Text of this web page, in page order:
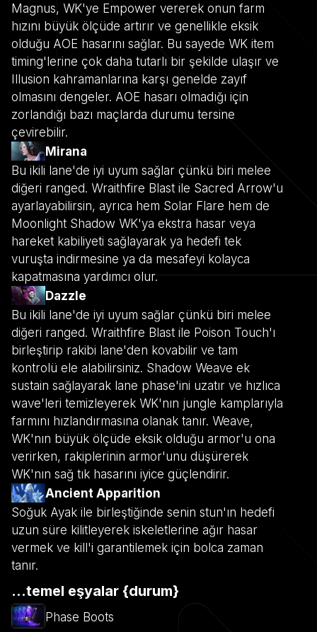
Magnus, WK'ye Empower vererek onun farm
hızını büyük ölçüde artırır ve genellikle eksik
olduğu AOE hasarını sağlar. Bu sayede WK item
timing'lerine çok daha tutarlı bir şekilde ulaşır ve
Illusion kahramanlarına karşı genelde zayıf
olmasını dengeler. AOE hasarı olmadığı için
zorlandığı bazı maçlarda durumu tersine
çevirebilir.
Mirana
Bu ikili lane'de iyi uyum sağlar çünkü biri melee
diğeri ranged. Wraithfire Blast ile Sacred Arrow'u
ayarlayabilirsin, ayrıca hem Solar Flare hem de
Moonlight Shadow WK'ya ekstra hasar veya
hareket kabiliyeti sağlayarak ya hedefi tek
vuruşta indirmesine ya da mesafeyi kolayca
kapatmasına yardımcı olur.
Dazzle
Bu ikili lane'de iyi uyum sağlar çünkü biri melee
diğeri ranged. Wraithfire Blast ile Poison Touch'ı
birleştirip rakibi lane'den kovabilir ve tam
kontrolü ele alabilirsiniz. Shadow Weave ek
sustain sağlayarak lane phase'ini uzatır ve hızlıca
wave'leri temizleyerek WK'nın jungle kamplarıyla
farmını hızlandırmasına olanak tanır. Weave,
WK'nın büyük ölçüde eksik olduğu armor'u ona
verirken, rakiplerinin armor'unu düşürerek
WK'nın sağ tık hasarını iyice güçlendirir.
Ancient Apparition
Soğuk Ayak ile birleştiğinde senin stun'ın hedefi
uzun süre kilitleyerek iskeletlerine ağır hasar
vermek ve kill'i garantilemek için bolca zaman
tanır.
...temel eşyalar {durum}
Phase Boots